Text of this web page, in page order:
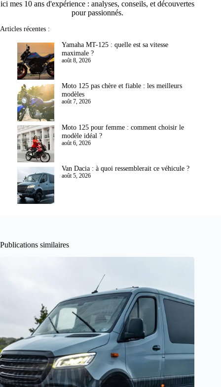
ici mes 10 ans d'expérience : analyses, conseils, et découvertes
pour passionnés.
Articles récentes :
Yamaha MT-125 : quelle est sa vitesse
maximale ?
août 8, 2026
Moto 125 pas chère et fiable : les meilleurs
modèles
août 7, 2026
Moto 125 pour femme : comment choisir le
modèle idéal ?
août 6, 2026
Van Dacia : à quoi ressemblerait ce véhicule ?
août 5, 2026
Publications similaires